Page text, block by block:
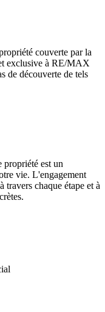
couverte par la
exclusive à RE/MAX
de découverte de tels
propriété est un
vie. L'engagement
chaque étape et à